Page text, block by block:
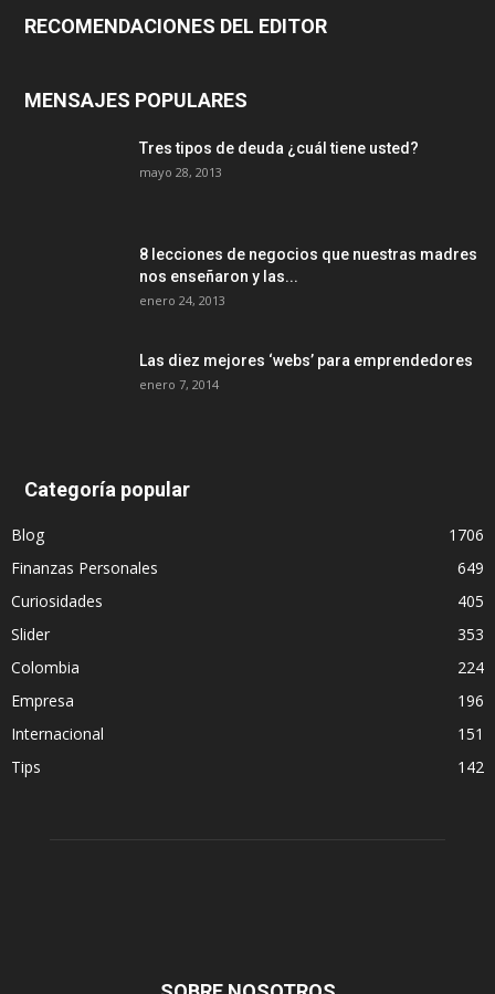
RECOMENDACIONES DEL EDITOR
MENSAJES POPULARES
Tres tipos de deuda ¿cuál tiene usted?
mayo 28, 2013
8 lecciones de negocios que nuestras madres
nos enseñaron y las...
enero 24, 2013
Las diez mejores ‘webs’ para emprendedores
enero 7, 2014
Categoría popular
Blog
1706
Finanzas Personales
649
Curiosidades
405
Slider
353
Colombia
224
Empresa
196
Internacional
151
Tips
142